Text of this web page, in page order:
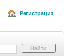
Регистрация